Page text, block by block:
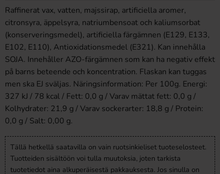
Raffinerat vax, vatten, majssirap, artificiella aromer,
citronsyra, äppelsyra, natriumbensoat och kaliumsorbat
(konserveringsmedel), artificiella färgämnen (E129, E133,
E102, E110), Antioxidationsmedel (E321). Kan innehålla
SOJA. Innehåller AZO-färgämnen som kan ha negativ effekt
på barns beteende och koncentration. Flaskan kan tuggas
men ska EJ sväljas. Näringsinformation: Per 100g. Energi:
327 kJ / 78 kcal / Fett: 0,0 g / Varav mättat fett: 0,0 g /
Kolhydrater: 21,9 g / Varav sockerarter: 18,8 g / Protein:
0,0 g / Salt: 0,00 g.
Tällä hetkellä saatavilla on vain ruotsinkieliset tuoteselosteet.
Tuotteiden sisältöön voi tulla muutoksia, joten tarkista
tuotetiedot aina alkuperäisestä pakkauksesta. Jos sinulla on